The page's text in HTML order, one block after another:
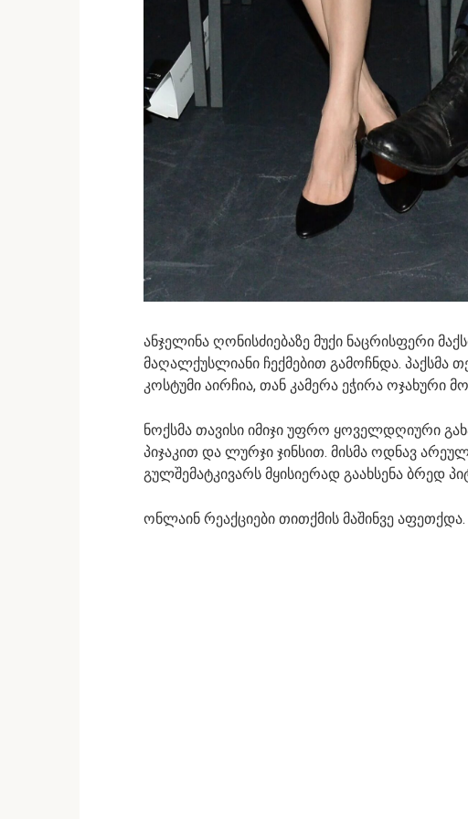
ანჯელინა ღონისძიებაზე მუქი ნაცრისფერი
მაღალქუსლიანი ჩექმებით გამოჩნდა. პაქსმა
კოსტუმი აირჩია, თან კამერა ეჭირა ოჯახური
ნოქსმა თავისი იმიჯი უფრო ყოველდღიური
პიჯაკით და ლურჯი ჯინსით. მისმა ოდნავ
გულშემატკივარს მყისიერად გაახსენა ბრედ
ონლაინ რეაქციები თითქმის მაშინვე აფეთქდა.